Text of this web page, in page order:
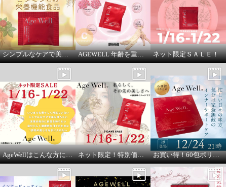
シンプルなケアで美しさを保ちたい方にオススメ AGEWELL 年齢を重ねた今だから、素材で選ぶ ネット限定ＳＡＬＥ！
AgeWellはこんな方にオススメ ネット限定！特別価格での販売です お買い得！60包ボリュームパック